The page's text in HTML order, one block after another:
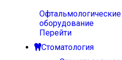
Офтальмологические
оборудование
Перейти
Стоматология